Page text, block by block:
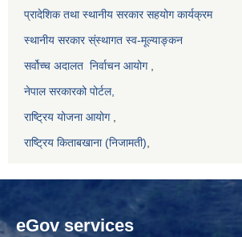
प्रादेशिक तथा स्थानीय सरकार सहयोग कार्यक्रम
स्थानीय सरकार स्ंस्थागत स्व-मूल्याङ्कन
सर्वोच्च अदालत निर्वाचन आयोग,
नेपाल सरकारको पोर्टल,
राष्ट्रिय योजना आयोग,
राष्ट्रिय किताबखाना (निजामती),
eGov services